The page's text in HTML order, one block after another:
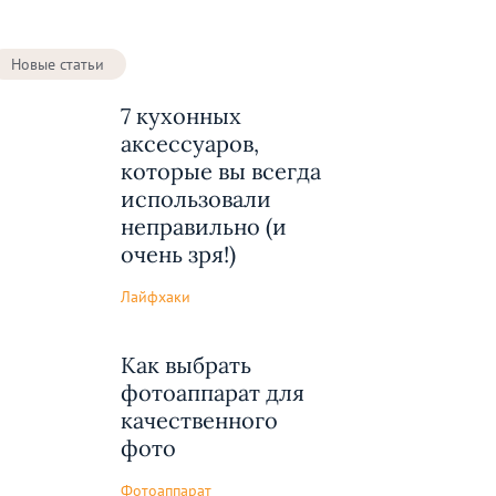
Новые статьи
7 кухонных
аксессуаров,
которые вы всегда
использовали
неправильно (и
очень зря!)
Лайфхаки
Как выбрать
фотоаппарат для
качественного
фото
Фотоаппарат